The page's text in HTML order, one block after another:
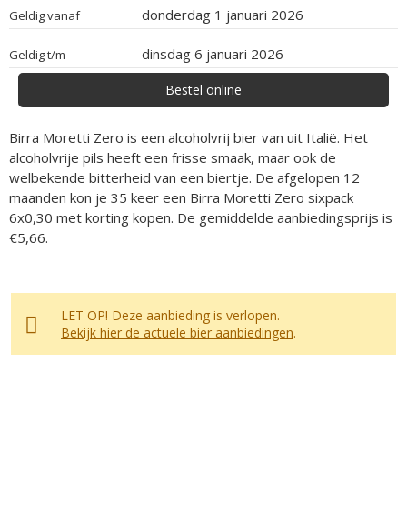
Geldig vanaf donderdag 1 januari 2026
Geldig t/m dinsdag 6 januari 2026
Bestel online
Birra Moretti Zero is een alcoholvrij bier van uit Italië. Het
alcoholvrije pils heeft een frisse smaak, maar ook de
welbekende bitterheid van een biertje. De afgelopen 12
maanden kon je 35 keer een Birra Moretti Zero sixpack
6x0,30 met korting kopen. De gemiddelde aanbiedingsprijs is
€5,66.
LET OP! Deze aanbieding is verlopen.
Bekijk hier de actuele bier aanbiedingen.